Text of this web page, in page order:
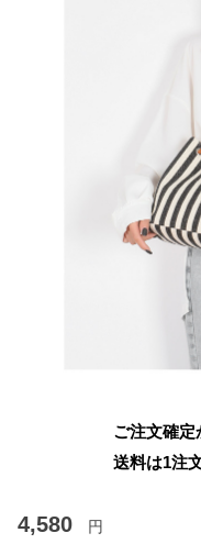
ご注文確定
送料は1注
4,580 円